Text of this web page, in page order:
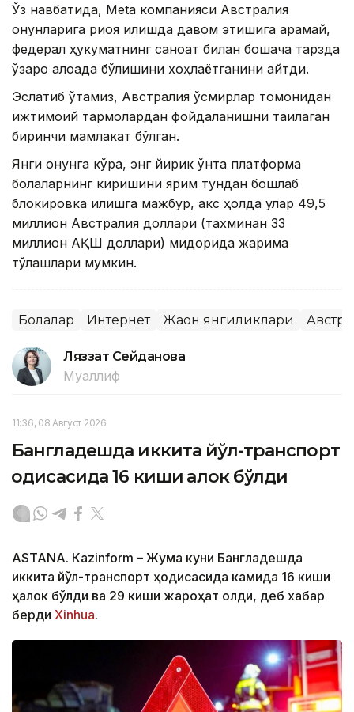
Ўз навбатида, Meta компанияси Австралия
қонунларига риоя қилишда давом этишига қарамай,
федерал ҳукуматнинг саноат билан бошқача тарзда
ўзаро алоқада бўлишини хоҳлаётганини айтди.
Эслатиб ўтамиз, Австралия ўсмирлар томонидан
ижтимоий тармоқлардан фойдаланишни тақиқлаган
биринчи мамлакат бўлган.
Янги қонунга кўра, энг йирик ўнта платформа
болаларнинг киришини ярим тундан бошлаб
блокировка қилишга мажбур, акс ҳолда улар 49,5
миллион Австралия доллари (тахминан 33
миллион АҚШ доллари) миқдорида жарима
тўлашлари мумкин.
Болалар Интернет Жаҳон янгиликлари
Ляззат Сейданова
Муаллиф
11:36, 08 Август 2026
Бангладешда иккита йўл-транспорт
ҳодисасида 16 киши ҳалок бўлди
ASTANА. Кazinform – Жума куни Бангладешда
иккита йўл-транспорт ҳодисасида камида 16 киши
ҳалок бўлди ва 29 киши жароҳат олди, деб хабар
берди Xinhua.